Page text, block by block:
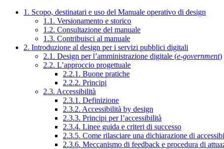
1. Scopo, destinatari e uso del Manuale operativo di design
1.1. Versionamento e storico
1.2. Consultazione del manuale
1.3. Contribuisci al manuale
2. Introduzione al design per i servizi pubblici digitali
2.1. Design per l’amministrazione digitale (e-government)
2.2. L’approccio progettuale
2.2.1. Buone pratiche
2.2.2. Principi
2.3. Accessibilità
2.3.1. Definizione
2.3.2. Accessibilità by design
2.3.3. Principi per l’accessibilità
2.3.4. Linee guida e criteri di successo
2.3.5. Come rilasciare una dichiarazione di
2.3.6. Meccanismo di feedback e procedura di